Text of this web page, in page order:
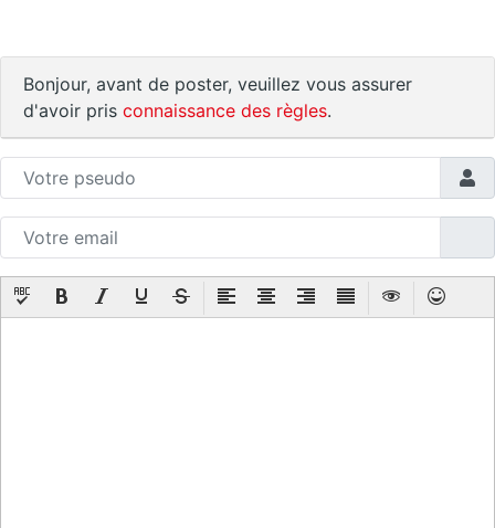
Bonjour, avant de poster, veuillez vous assurer
d'avoir pris connaissance des règles.